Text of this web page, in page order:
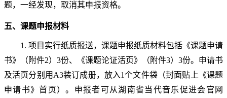
题，一经发现，取消其申报资格。
五、课题申报材料
1. 项目实行纸质报送，课题申报纸质材料包括《课题申请
书》（附件2） 3份、《课题论证活页》（附件3） 3份。申请书
及活页分别用 A3装订成册， 放入1个文件袋（封面贴上《课题
申请书》首页）。申报者可从湖南省当代音乐促进会官网